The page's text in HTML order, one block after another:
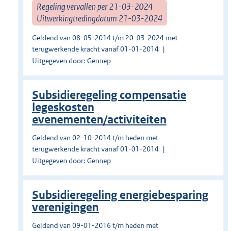
Regeling vervallen per 21-03-2024
Uitwerkingtredingdatum 21-03-2024
Geldend van 08-05-2014 t/m 20-03-2024 met
terugwerkende kracht vanaf 01-01-2014
Uitgegeven door: Gennep
Subsidieregeling compensatie
legeskosten
evenementen/activiteiten
Geldend van 02-10-2014 t/m heden met
terugwerkende kracht vanaf 01-01-2014
Uitgegeven door: Gennep
Subsidieregeling energiebesparing
verenigingen
Geldend van 09-01-2016 t/m heden met